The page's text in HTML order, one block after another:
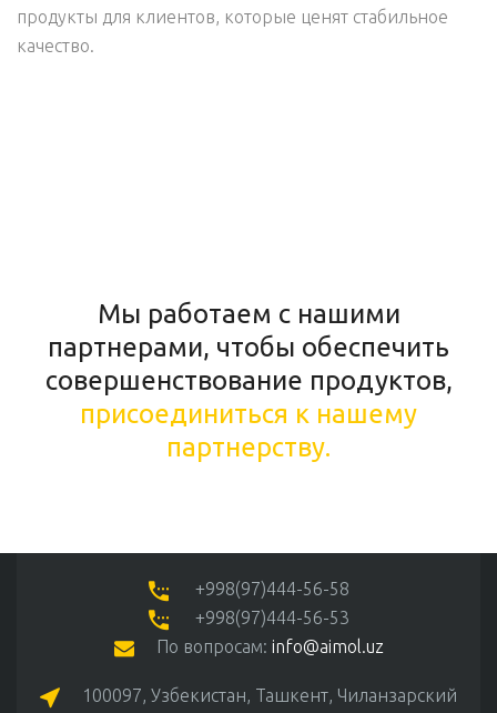
продукты для клиентов, которые ценят стабильное
качество.
Мы работаем с нашими
партнерами, чтобы обеспечить
совершенствование продуктов,
присоединиться к нашему
партнерству.
+998(97)444-56-58
+998(97)444-56-53
По вопросам: info@aimol.uz
100097, Узбекистан, Ташкент, Чиланзарский